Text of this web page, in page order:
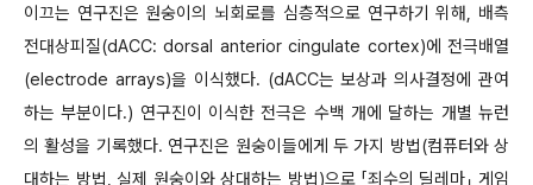
이끄는 연구진은 원숭이의 뇌회로를 심층적으로 연구하기 위해, 배측
전대상피질(dACC: dorsal anterior cingulate cortex)에 전극배열
(electrode arrays)을 이식했다. (dACC는 보상과 의사결정에 관여
하는 부분이다.) 연구진이 이식한 전극은 수백 개에 달하는 개별 뉴런
의 활성을 기록했다. 연구진은 원숭이들에게 두 가지 방법(컴퓨터와 상
대하는 방법, 실제 원숭이와 상대하는 방법)으로 「죄수의 딜레마」 게임